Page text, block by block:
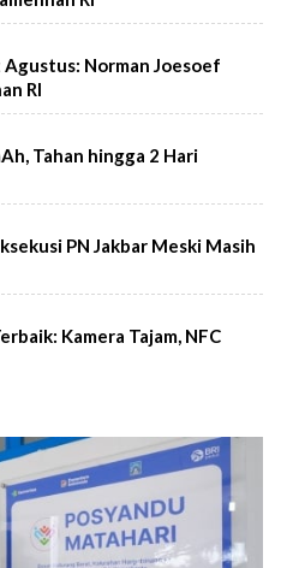
Norman Joesoef
RI
Tahan hingga 2 Hari
PN Jakbar Meski Masih
Kamera Tajam, NFC